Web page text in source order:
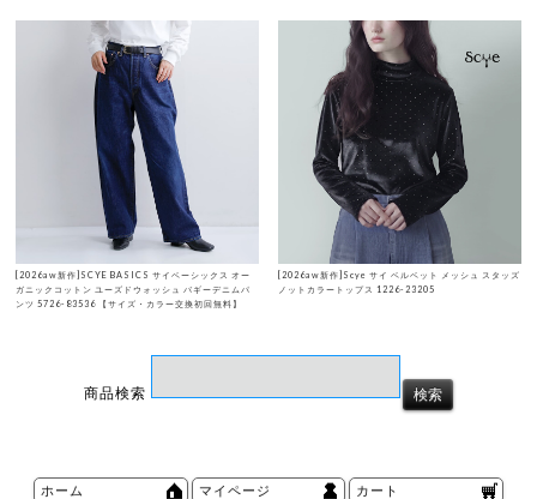
[2026aw新作]SCYE BASICS サイベーシックス オー
ガニックコットン ユーズドウォッシュ バギーデニムパ
ンツ 5726-83536 【サイズ・カラー交換初回無料】
[2026aw新作]Scye サイ ベルベット メッシュ スタッズ
ノットカラートップス 1226-23205
商品検索
ホーム マイページ カート